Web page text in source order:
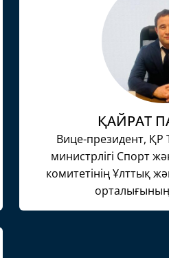
ҚАЙРАТ
Вице-президент, ҚР
министрлігі Спорт
комитетінің Ұлттық